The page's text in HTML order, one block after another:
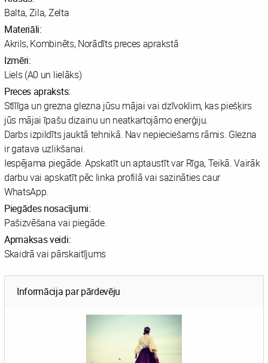
Balta, Zila, Zelta
Materiāli:
Akrils, Kombinēts, Norādīts preces aprakstā
Izmēri:
Liels (A0 un lielāks)
Preces apraksts:
Stīlīga un grezna glezna jūsu mājai vai dzīvoklim, kas piešķirs
jūs mājai īpašu dizainu un neatkartojāmo enerģiju.
Darbs izpildīts jauktā tehnikā. Nav nepieciešams rāmis. Glezna
ir gatava uzlikšanai.
Iespējama piegāde. Apskatīt un aptaustīt var Rīga, Teikā. Vairāk
darbu vai apskatīt pēc linka profilā vai sazināties caur
WhatsApp.
Piegādes nosacījumi:
Pašizvēšana vai piegāde.
Apmaksas veidi:
Skaidrā vai pārskaitījums
Informācija par pārdevēju